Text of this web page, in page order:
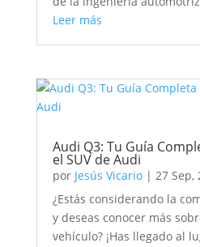
Leer más
Audi Q3: Tu Guía
el SUV de Audi
por Jesús Vicario| 27 Sep,
¿Estás considerando la
y deseas conocer más
vehículo? ¡Has llegado al